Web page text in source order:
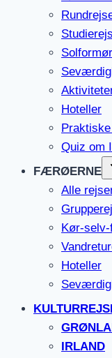
Hoteller
Quiz om
FÆRØERNE
Alle
Kør-
Hoteller
IRLAND